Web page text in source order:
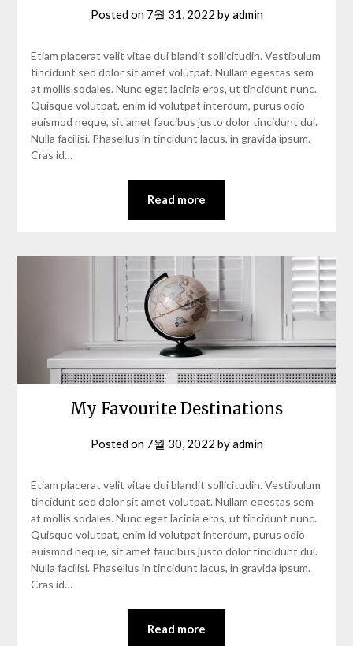
Posted on 7월 31, 2022 byadmin
Etiam placerat velit vitae dui blandit sollicitudin. Vestibulum
tincidunt sed dolor sit amet volutpat. Nullam egestas sem
at mollis sodales. Nunc eget lacinia eros, ut tincidunt nunc.
Quisque volutpat, enim id volutpat interdum, purus odio
euismod neque, sit amet faucibus justo dolor tincidunt dui.
Nulla facilisi. Phasellus in tincidunt lacus, in gravida ipsum.
Cras id…
Read more
My Favourite Destinations
Posted on 7월 30, 2022 byadmin
Etiam placerat velit vitae dui blandit sollicitudin. Vestibulum
tincidunt sed dolor sit amet volutpat. Nullam egestas sem
at mollis sodales. Nunc eget lacinia eros, ut tincidunt nunc.
Quisque volutpat, enim id volutpat interdum, purus odio
euismod neque, sit amet faucibus justo dolor tincidunt dui.
Nulla facilisi. Phasellus in tincidunt lacus, in gravida ipsum.
Cras id…
Read more